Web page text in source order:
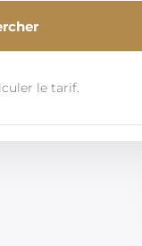
le tarif.